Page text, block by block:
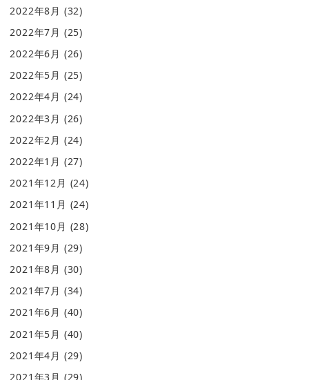
2022年8月 (32)
2022年7月 (25)
2022年6月 (26)
2022年5月 (25)
2022年4月 (24)
2022年3月 (26)
2022年2月 (24)
2022年1月 (27)
2021年12月 (24)
2021年11月 (24)
2021年10月 (28)
2021年9月 (29)
2021年8月 (30)
2021年7月 (34)
2021年6月 (40)
2021年5月 (40)
2021年4月 (29)
2021年3月 (29)